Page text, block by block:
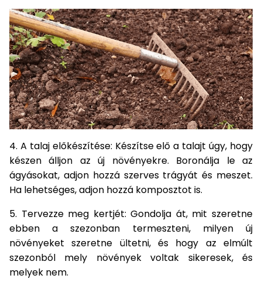
Szórókocsi,
kézi szóró
Öntözéstechnika
Szivattyú
Magasnyomású
Seprőgép
Hólapát
és
kiegészítő
Úttakarító
gépek
Ventillátorok,
légkondícionálók
4. A talaj előkészítése: Készítse elő a talajt úgy, hogy
készen álljon az új növényekre. Boronálja le az
ágyásokat, adjon hozzá szerves trágyát és meszet.
Ha lehetséges, adjon hozzá komposztot is.
5. Tervezze meg kertjét: Gondolja át, mit szeretne
ebben a szezonban termeszteni, milyen új
növényeket szeretne ültetni, és hogy az elmúlt
szezonból mely növények voltak sikeresek, és
melyek nem.